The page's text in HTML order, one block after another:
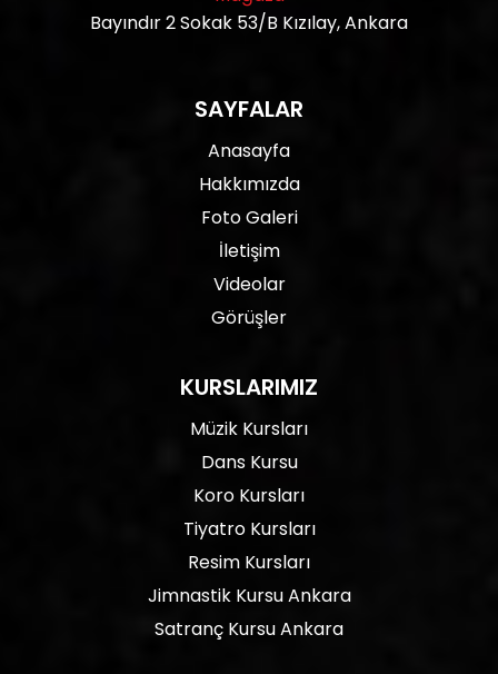
Bayındır 2 Sokak 53/B Kızılay, Ankara
SAYFALAR
Anasayfa
Hakkımızda
Foto Galeri
İletişim
Videolar
Görüşler
KURSLARIMIZ
Müzik Kursları
Dans Kursu
Koro Kursları
Tiyatro Kursları
Resim Kursları
Jimnastik Kursu Ankara
Satranç Kursu Ankara